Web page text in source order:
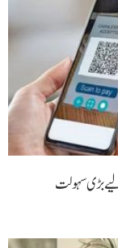
بڑی سہولت